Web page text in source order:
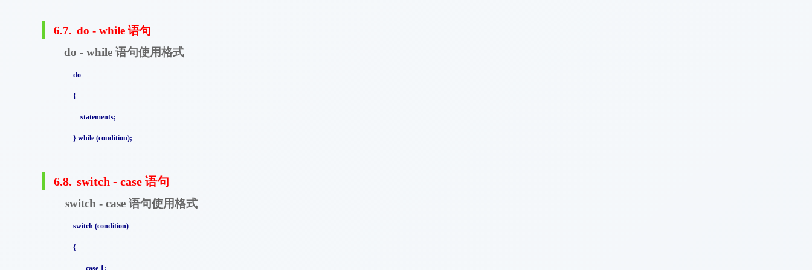
6.7. do - while 语句
do - while 语句使用格式
do
{
statements;
} while (condition);
6.8. switch - case 语句
switch - case 语句使用格式
switch (condition)
{
case 1: